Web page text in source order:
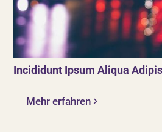
Incididunt Ipsum Aliqua
Mehr erfahren